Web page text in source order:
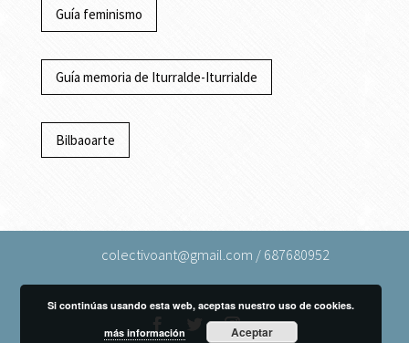
Guía feminismo
Guía memoria de Iturralde-Iturrialde
Bilbaoarte
colectivoant@gmail.com / 687680952
Si continúas usando esta web, aceptas nuestro uso de cookies.
más información
Aceptar